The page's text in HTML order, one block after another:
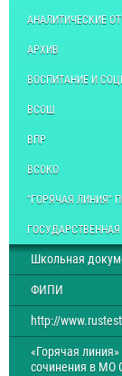
АНАЛИТИЧЕСКИЕ
АРХИВ
ВОСПИТАНИЕ И
ВСОШ
ВПР
ВСОКО
"ГОРЯЧАЯ ЛИНИЯ"
Школьная
ФИПИ
http://
«Горячая
сочинения в МО